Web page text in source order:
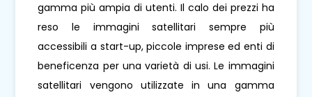
gamma più ampia di utenti. Il calo dei prezzi ha
reso le immagini satellitari sempre più
accessibili a start-up, piccole imprese ed enti di
beneficenza per una varietà di usi. Le immagini
satellitari vengono utilizzate in una gamma